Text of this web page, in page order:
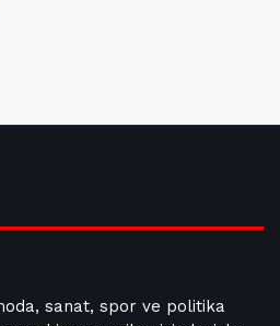
sanat, spor ve politika